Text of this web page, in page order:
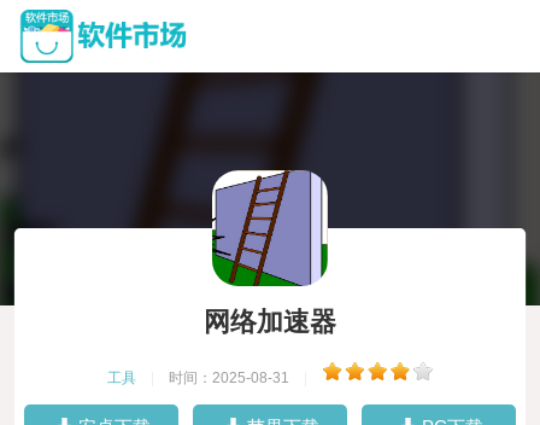
网络加速器
工具 时间：2025-08-31